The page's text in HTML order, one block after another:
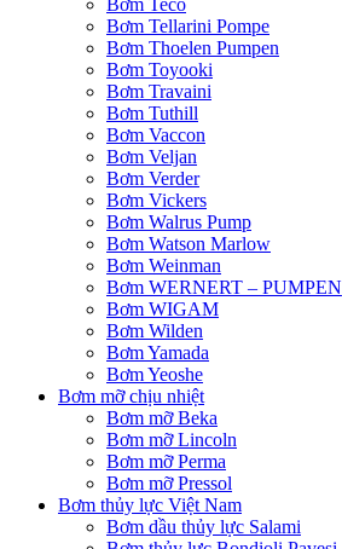
Bơm Teco
Bơm Tellarini Pompe
Bơm Thoelen Pumpen
Bơm Toyooki
Bơm Travaini
Bơm Tuthill
Bơm Vaccon
Bơm Veljan
Bơm Verder
Bơm Vickers
Bơm Walrus Pump
Bơm Watson Marlow
Bơm Weinman
Bơm WERNERT – PUMPEN
Bơm WIGAM
Bơm Wilden
Bơm Yamada
Bơm Yeoshe
Bơm mỡ chịu nhiệt
Bơm mỡ Beka
Bơm mỡ Lincoln
Bơm mỡ Perma
Bơm mỡ Pressol
Bơm thủy lực Việt Nam
Bơm dầu thủy lực Salami